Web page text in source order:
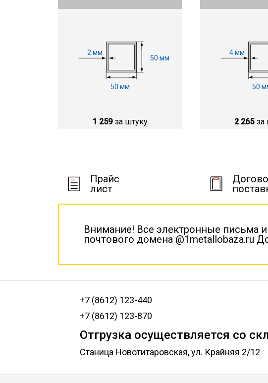
2 мм
50 мм
50 мм
1 259 за штуку
4 мм
50
2 265 за
Прайс
лист
Внимание! Все электронные письма
почтового домена @1metallobaza.ru
+7 (8612) 123-440
+7 (8612) 123-870
Отгрузка осуществляется со
Станица Новотитаровская, ул. Крайняя 2/12